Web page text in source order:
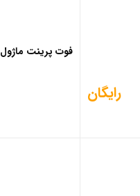
رایگان
فوت پرینت ماژول SIM800L